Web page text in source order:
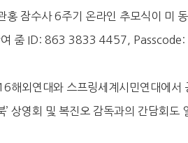
홍 잠수사 6주기 온라인 추모식이 미
여 줌 ID: 863 3833 4457,
해외연대와 스프링세계시민연대에서
’ 상영회 및 복진오 감독과의 간담회도